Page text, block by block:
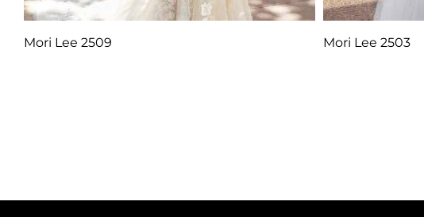
Mori Lee 2509 Mori Lee 2503